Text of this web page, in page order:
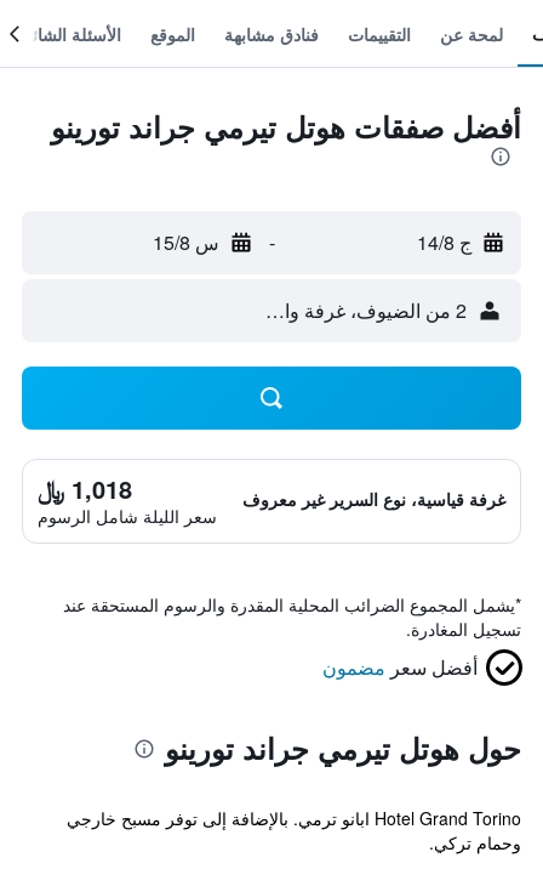
لمحة عن التقييمات فنادق مشابهة الموقع الأسئلة الشائعة
أفضل صفقات هوتل تيرمي جراند تورينو
ج 14/8 - س 15/8
2 من الضيوف، غرفة واحدة
غرفة قياسية، نوع السرير غير معروف 1,018 ﷼
سعر الليلة شامل الرسوم
*يشمل المجموع الضرائب المحلية المقدرة والرسوم المستحقة عند
تسجيل المغادرة.
أفضل سعر مضمون
حول هوتل تيرمي جراند تورينو
Hotel Grand Torino ابانو ترمي. بالإضافة إلى توفر مسبح خارجي
وحمام تركي.